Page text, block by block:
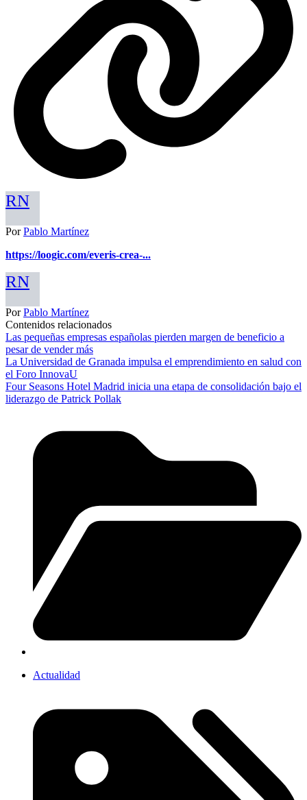
RN
PorPablo Martínez
https://loogic.com/everis-crea-...
RN
PorPablo Martínez
Contenidos relacionados
Las pequeñas empresas españolas pierden margen de beneficio a
pesar de vender más
La Universidad de Granada impulsa el emprendimiento en salud con
el Foro InnovaU
Four Seasons Hotel Madrid inicia una etapa de consolidación bajo el
liderazgo de Patrick Pollak
Actualidad